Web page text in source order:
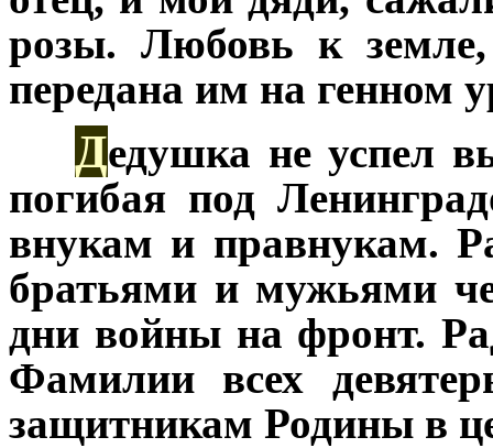
розы. Любовь к
передана им на генном
Дедушка не успел
погибая под
внукам и правнукам.
братьями и мужьями
дни войны на фронт.
Фамилии всех
защитникам Родины в